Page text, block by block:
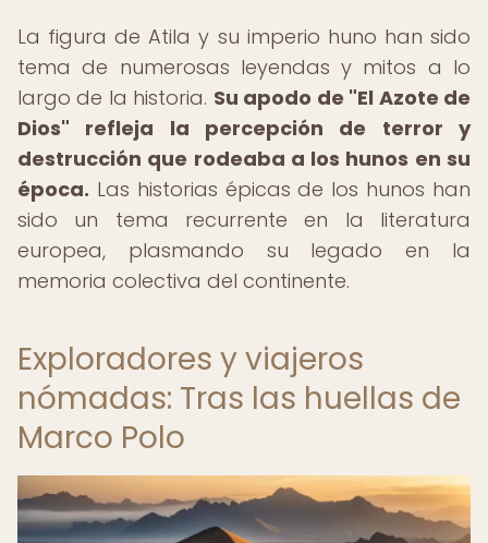
La figura de Atila y su imperio huno han sido
tema de numerosas leyendas y mitos a lo
largo de la historia. Su apodo de "El Azote de
Dios" refleja la percepción de terror y
destrucción que rodeaba a los hunos en su
época. Las historias épicas de los hunos han
sido un tema recurrente en la literatura
europea, plasmando su legado en la
memoria colectiva del continente.
Exploradores y viajeros
nómadas: Tras las huellas de
Marco Polo